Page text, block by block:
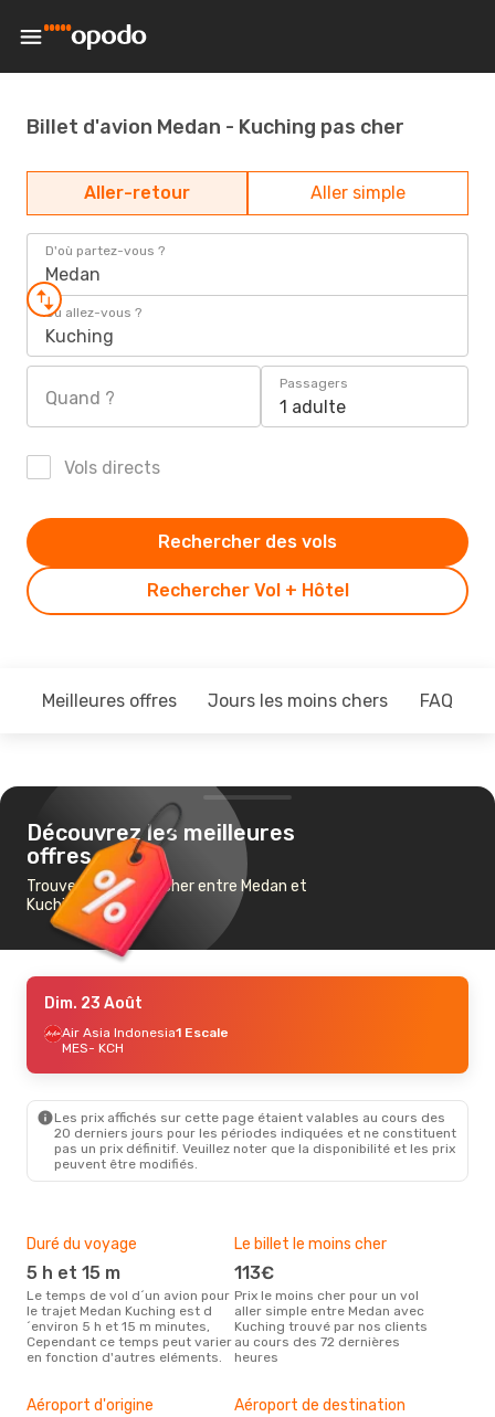
Billet d'avion Medan - Kuching pas cher
Aller-retour Aller simple
D'où partez-vous ?
Medan
Où allez-vous ?
Kuching
Quand ?
Passagers
1 adulte
Vols directs
Rechercher Vol + Hôtel
Rechercher des vols
Meilleures offres Jours les moins chers FAQ
Découvrez les meilleures
offres
Trouvez un vol pas cher entre Medan et
Kuching
Dim. 23 Août
Air Asia Indonesia1 Escale
MES- KCH
Les prix affichés sur cette page étaient valables au cours des
20 derniers jours pour les périodes indiquées et ne constituent
pas un prix définitif. Veuillez noter que la disponibilité et les prix
peuvent être modifiés.
Duré du voyage
5 h et 15 m
Le temps de vol d´un avion pour
le trajet Medan Kuching est d
´environ 5 h et 15 m minutes,
Cependant ce temps peut varier
en fonction d'autres eléments.
Le billet le moins cher
113€
Prix le moins cher pour un vol
aller simple entre Medan avec
Kuching trouvé par nos clients
au cours des 72 dernières
heures
Aéroport d'origine Aéroport de destination